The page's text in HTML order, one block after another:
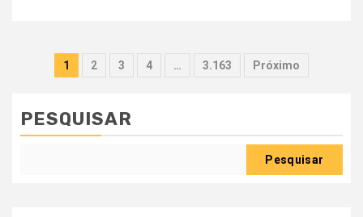
Paginação
conteúdos
1 2 3 4 … 3.163 Próximo
PESQUISAR
Pesquisar